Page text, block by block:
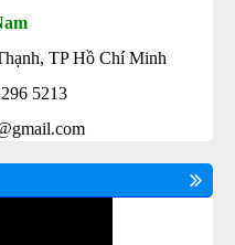
TP Hồ Chí Minh
5213